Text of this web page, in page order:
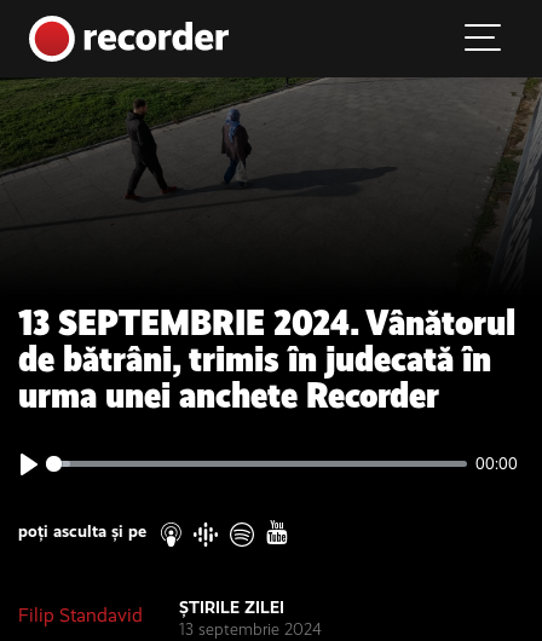
Skip to content
Main Navigation
13 SEPTEMBRIE 2024. Vânătorul
de bătrâni, trimis în judecată în
urma unei anchete Recorder
00:00
poți asculta și pe
Filip Standavid
ȘTIRILE ZILEI
13 septembrie 2024